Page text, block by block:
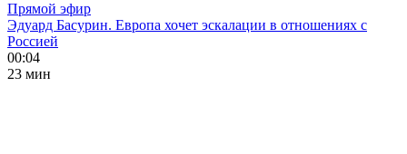
Прямой эфир
Эдуард Басурин. Европа хочет эскалации в отношениях с
Россией
00:04
23 мин